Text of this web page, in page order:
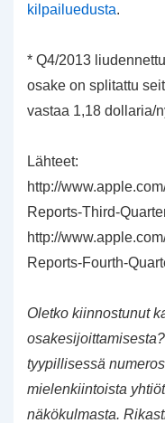
kilpailuedusta.
* Q4/2013
osake on splitattu
vastaa 1,18 dollaria/
Lähteet:
http://
Reports-Third-
http://
Reports-Fourth-
Oletko kiinnostunut
osakesijoittamisesta?
tyypillisessä
mielenkiintoista
näkökulmasta.